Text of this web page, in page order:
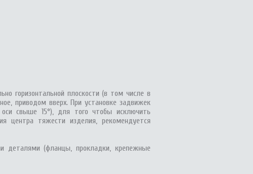
горизонтальной плоскости (в том числе в
приводом вверх. При установке задвижек
свыше 15°), для того чтобы исключить
центра тяжести изделия, рекомендуется
деталями (фланцы, прокладки, крепежные